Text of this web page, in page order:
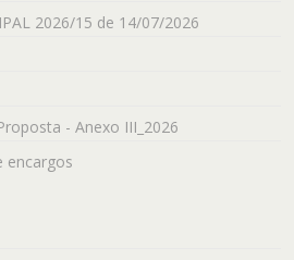
2026/15 de 14/07/2026
- Anexo III_2026
encargos